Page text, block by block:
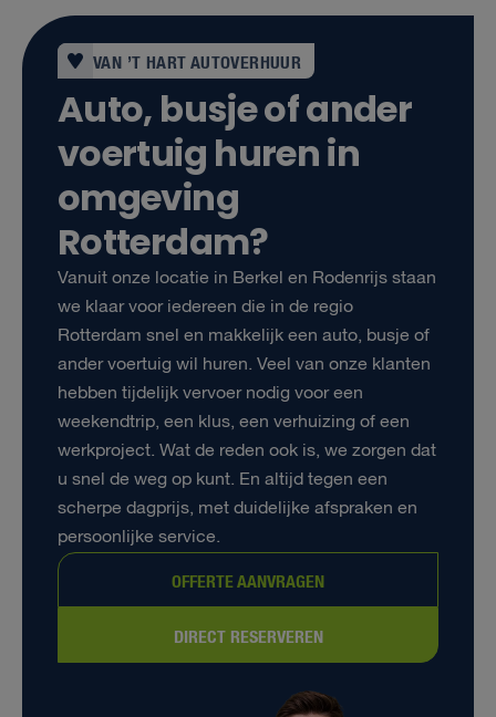
VAN ’T HART AUTOVERHUUR
Auto, busje of ander
voertuig huren in
omgeving
Rotterdam?
Vanuit onze locatie in Berkel en Rodenrijs staan
we klaar voor iedereen die in de regio
Rotterdam snel en makkelijk een auto, busje of
ander voertuig wil huren. Veel van onze klanten
hebben tijdelijk vervoer nodig voor een
weekendtrip, een klus, een verhuizing of een
werkproject. Wat de reden ook is, we zorgen dat
u snel de weg op kunt. En altijd tegen een
scherpe dagprijs, met duidelijke afspraken en
persoonlijke service.
OFFERTE AANVRAGEN
DIRECT RESERVEREN